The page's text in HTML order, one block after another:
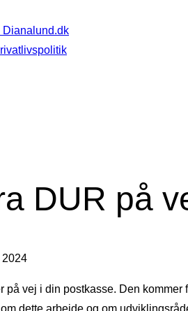
Dianalund.dk
DUR på
2024
på vej i din postkasse. Den
dette arbejde og om